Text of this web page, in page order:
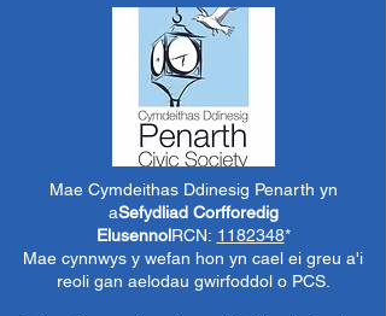
Mae Cymdeithas Ddinesig Penarth yn
aSefydliad Corfforedig
ElusennolRCN: 1182348*
Mae cynnwys y wefan hon yn cael ei greu a'i
reoli gan aelodau gwirfoddol o PCS.